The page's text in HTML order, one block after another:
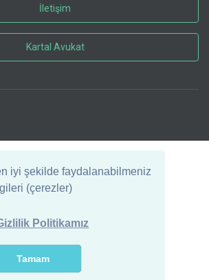
iyi şekilde faydalanabilmeniz
(çerezler)
Politikamız
Tamam
İletişim
Kartal Avukat